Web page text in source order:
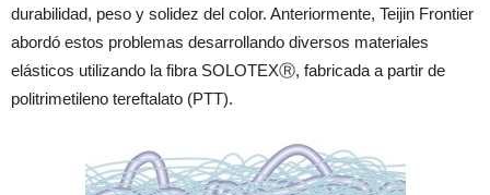
durabilidad, peso y solidez del color. Anteriormente, Teijin Frontier
abordó estos problemas desarrollando diversos materiales
elásticos utilizando la fibra SOLOTEXⓇ, fabricada a partir de
politrimetileno tereftalato (PTT).